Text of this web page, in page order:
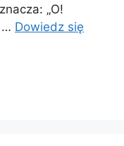
„O!
… Dowiedz się